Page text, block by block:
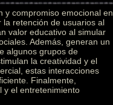
y compromiso emocional en
retención de usuarios al
valor educativo al simular
Además, generan un
algunos grupos de
la creatividad y el
estas interacciones
Finalmente,
y el entretenimiento